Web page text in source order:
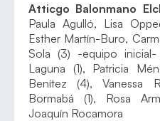
Atticgo Balonmano
Paula Agulló, Lisa
Esther Martín-Buro,
Sola (3) -equipo inicial-
Laguna (1), Patricia
Benítez (4), Vanessa
Bormabá (1), Rosa
Joaquín Rocamora